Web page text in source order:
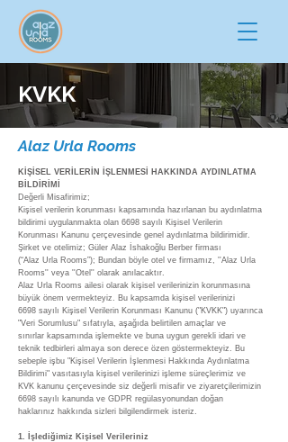
KVKK
Alaz Urla Rooms
KİŞİSEL VERİLERİN İŞLENMESİ HAKKINDA AYDINLATMA
BİLDİRİMİ
Değerli Misafirimiz;
Kişisel verilerin korunması kapsamında hazırlanan bu aydınlatma
bildirimi uygulanmakta olan 6698 sayılı Kişisel Verilerin
Korunması Kanunu çerçevesinde genel aydınlatma bildirimidir.
Şirket ve otelimiz; Güler Alaz İshakoğlu Berber firması
(“Alaz Urla Rooms”); Bundan böyle otel ve firmamız, ''Alaz Urla
Rooms'' veya ''Otel'' olarak anılacaktır.
Alaz Urla Rooms ailesi olarak kişisel verilerinizin korunmasına
büyük önem vermekteyiz. Bu kapsamda kişisel verilerinizi
6698 sayılı Kişisel Verilerin Korunması Kanunu ("KVKK") uyarınca
"Veri Sorumlusu" sıfatıyla, aşağıda belirtilen amaçlar ve
sınırlar kapsamında işlemekte ve buna uygun gerekli idari ve
teknik tedbirleri almaya son derece özen göstermekteyiz. Bu
sebeple işbu "Kişisel Verilerin İşlenmesi Hakkında Aydınlatma
Bildirimi" vasıtasıyla kişisel verilerinizi işleme süreçlerimiz ve
KVK kanunu çerçevesinde siz değerli misafir ve ziyaretçilerimizin
6698 sayılı kanunda ve GDPR regülasyonundan doğan
haklarınız hakkında sizleri bilgilendirmek isteriz.
1. İşlediğimiz Kişisel Verileriniz